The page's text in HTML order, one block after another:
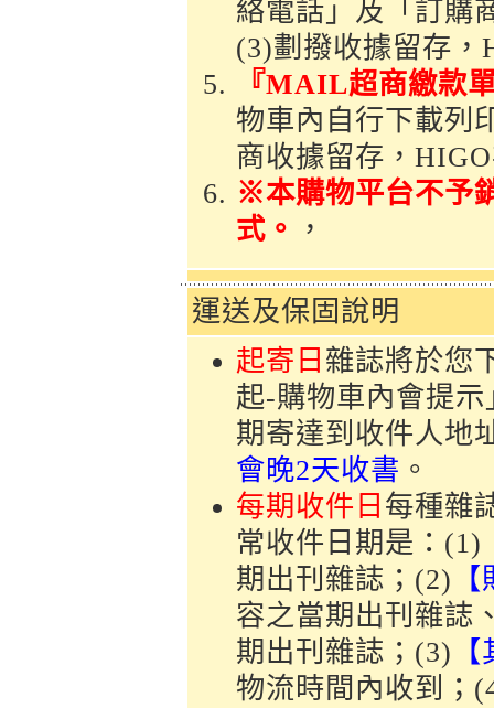
絡電話」及「訂購
(3)劃撥收據留存
『MAIL超商繳款
物車內自行下載列
商收據留存，
※本購物平台不予
式。
，
運送及保固說明
起寄日 雜誌將於您
起-購物車內會提
期寄達到收件人地
會晚2天收書 。
每期收件日 每種雜
常收件日期是：(1)
期出刊雜誌；(2)
容之當期出刊雜誌
期出刊雜誌；(3)
物流時間內收到；